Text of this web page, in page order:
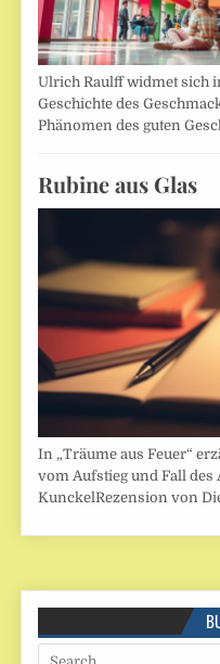
Ulrich Raulff widmet sich
Geschichte des
Phänomen des guten
Rubine aus Glas
In „Träume aus Feuer“
vom Aufstieg und Fall
KunckelRezension von
Search